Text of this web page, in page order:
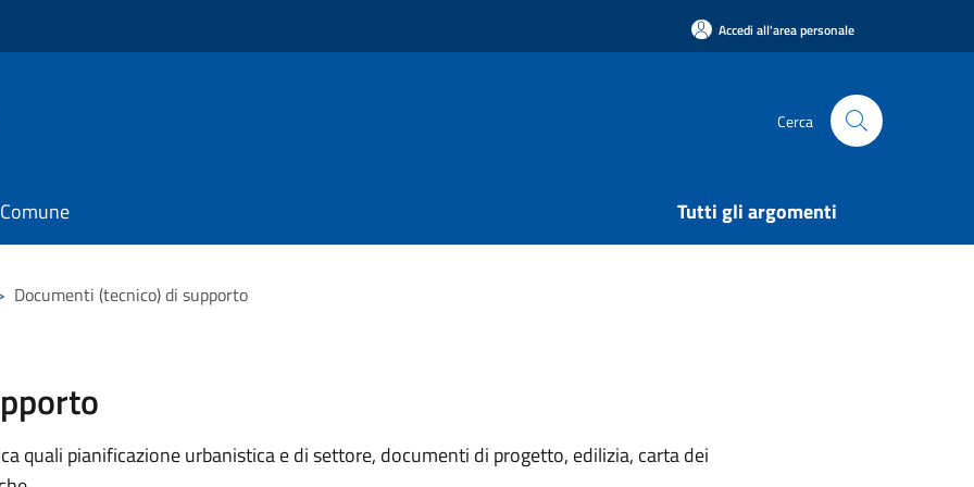
Accedi all'area personale
Cerca
Tutti gli argomenti
Documenti (tecnico) di supporto
quali pianificazione urbanistica e di settore, documenti di progetto, edilizia, carta dei